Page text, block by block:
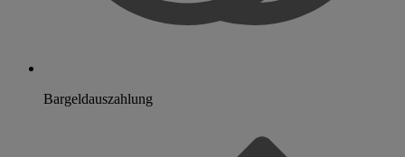
Bargeldauszahlung